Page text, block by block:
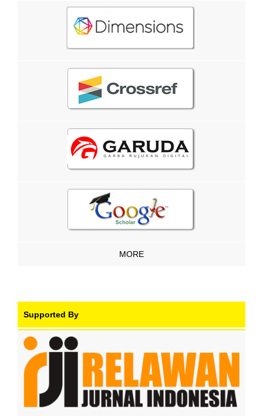
MORE
Supported By